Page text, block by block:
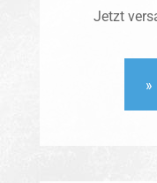
Jetzt